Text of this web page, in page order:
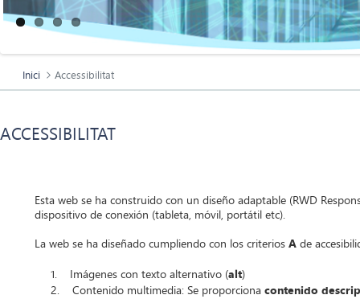
Inici Accessibilitat
ACCESSIBILITAT
Esta web se ha construido con un diseño adaptable (RWD
dispositivo de conexión (tableta, móvil, portátil etc).
La web se ha diseñado cumpliendo con los criterios A de
1. Imágenes con texto alternativo (alt)
2. Contenido multimedia: Se proporciona contenido